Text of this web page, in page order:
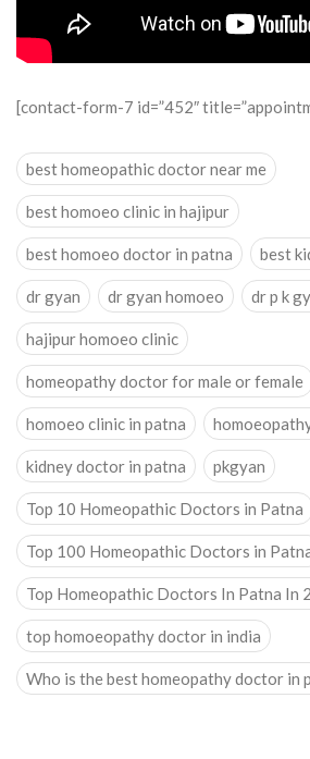
[contact-form-7 id=”452″
best homeopathic doctor near me
best homoeo clinic in hajipur
best homoeo doctor in patna best
dr gyan dr gyan homoeo dr p k
hajipur homoeo clinic
homeopathy doctor for male or female
homoeo clinic in patna
kidney doctor in patna pkgyan
Top 10 Homeopathic Doctors in Patna
Top 100 Homeopathic Doctors in
Top Homeopathic Doctors In Patna In
top homoeopathy doctor in india
Who is the best homeopathy doctor in